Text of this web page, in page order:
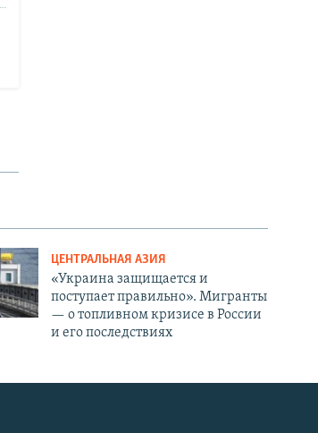
ЦЕНТРАЛЬНАЯ АЗИЯ
«Украина защищается и
поступает правильно». Мигранты
— о топливном кризисе в России
и его последствиях